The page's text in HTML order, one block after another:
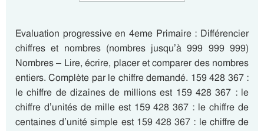
Evaluation progressive en 4eme Primaire : Différencier
chiffres et nombres (nombres jusqu’à 999 999 999)
Nombres – Lire, écrire, placer et comparer des nombres
entiers. Complète par le chiffre demandé. 159 428 367 :
le chiffre de dizaines de millions est 159 428 367 : le
chiffre d’unités de mille est 159 428 367 : le chiffre de
centaines d’unité simple est 159 428 367 : le chiffre de